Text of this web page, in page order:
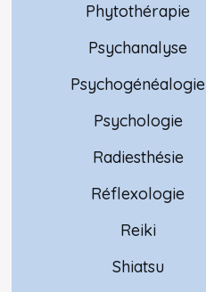
Phytothérapie
Psychanalyse
Psychogénéalogie
Psychologie
Radiesthésie
Réflexologie
Reiki
Shiatsu